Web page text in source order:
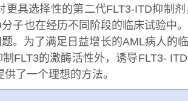
更具选择性的第二代FLT3-ITD抑制
子也在经历不同阶段的临床试验中
。为了满足日益增长的AML病人的
FLT3的激酶活性外，诱导FLT3-
了一个理想的方法。